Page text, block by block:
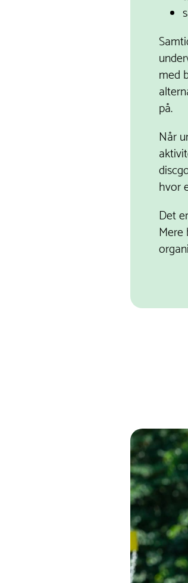
med
på.
Når
hvor
Det